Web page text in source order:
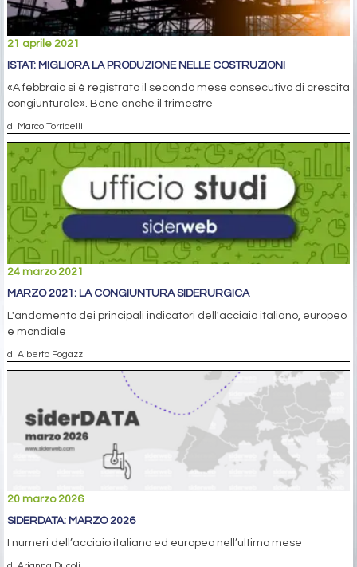
21 aprile 2021
ISTAT: MIGLIORA LA PRODUZIONE NELLE COSTRUZIONI
«A febbraio si è registrato il secondo mese consecutivo di crescita
congiunturale». Bene anche il trimestre
di Marco Torricelli
24 marzo 2021
MARZO 2021: LA CONGIUNTURA SIDERURGICA
L'andamento dei principali indicatori dell'acciaio italiano, europeo
e mondiale
di Alberto Fogazzi
20 marzo 2026
SIDERDATA: MARZO 2026
I numeri dell’acciaio italiano ed europeo nell’ultimo mese